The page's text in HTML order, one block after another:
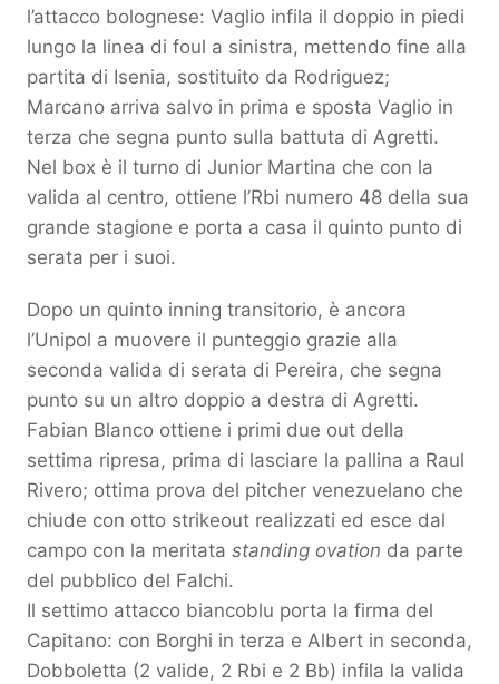
l’attacco bolognese: Vaglio infila il doppio in piedi
lungo la linea di foul a sinistra, mettendo fine alla
partita di Isenia, sostituito da Rodriguez;
Marcano arriva salvo in prima e sposta Vaglio in
terza che segna punto sulla battuta di Agretti.
Nel box è il turno di Junior Martina che con la
valida al centro, ottiene l’Rbi numero 48 della sua
grande stagione e porta a casa il quinto punto di
serata per i suoi.
Dopo un quinto inning transitorio, è ancora
l’Unipol a muovere il punteggio grazie alla
seconda valida di serata di Pereira, che segna
punto su un altro doppio a destra di Agretti.
Fabian Blanco ottiene i primi due out della
settima ripresa, prima di lasciare la pallina a Raul
Rivero; ottima prova del pitcher venezuelano che
chiude con otto strikeout realizzati ed esce dal
campo con la meritata standing ovation da parte
del pubblico del Falchi.
Il settimo attacco biancoblu porta la firma del
Capitano: con Borghi in terza e Albert in seconda,
Dobboletta (2 valide, 2 Rbi e 2 Bb) infila la valida